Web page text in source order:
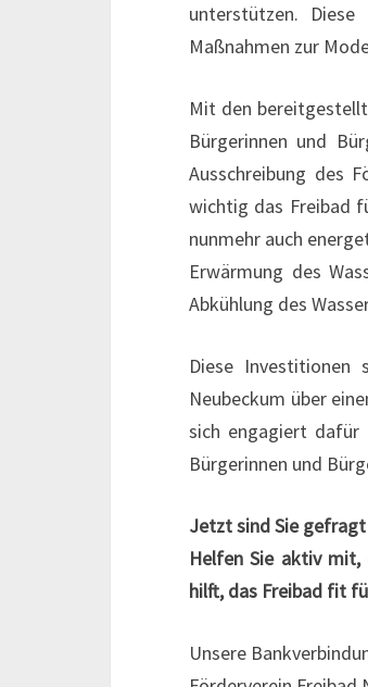
unterstützen.
Maßnahmen zur
Mit den
Bürgerinnen und
Ausschreibung des
wichtig das Freibad
nunmehr auch
Erwärmung des
Abkühlung des
Diese Investitionen
Neubeckum über
sich engagiert dafür
Bürgerinnen und
Jetzt sind Sie
Helfen Sie aktiv mit,
hilft, das Freibad fit
Unsere